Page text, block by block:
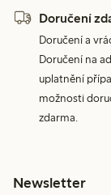
Doručení
Doručení a
Doručení na
uplatnění
možnosti
zdarma.
Newsletter